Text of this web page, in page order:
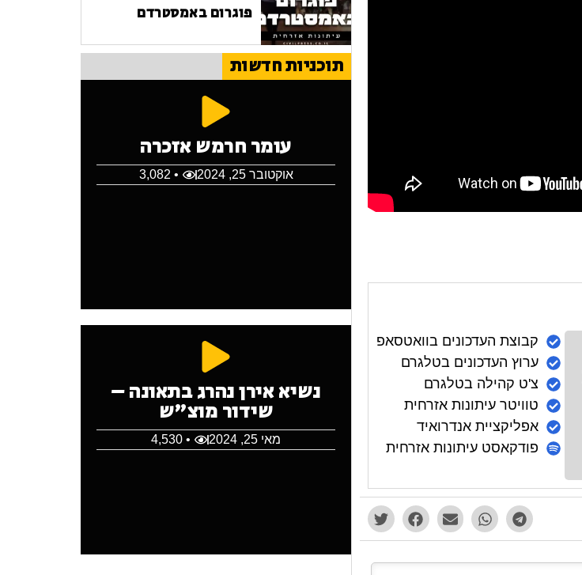
קבוצת העדכונים בוואטסאפ
ערוץ העדכונים בטלגרם
צ'ט קהילה בטלגרם
טוויטר עיתונות אזרחית
אפליקציית אנדרואיד
פודקאסט עיתונות אזרחית
פוגרום באמסטרדם
תוכניות חדשות
עומר חרמש אזכרה
אוקטובר 25, 2024 • 3,082
נשיא אירן נהרג בתאונה –
שידור מוצ"ש
מאי 25, 2024 • 4,530